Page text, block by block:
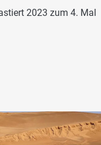
2023 zum 4. Mal